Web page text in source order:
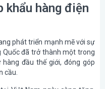
khẩu hàng điện
phát triển mạnh mẽ với sự
Quốc đã trở thành một trong
đầu thế giới, đóng góp
cầu.